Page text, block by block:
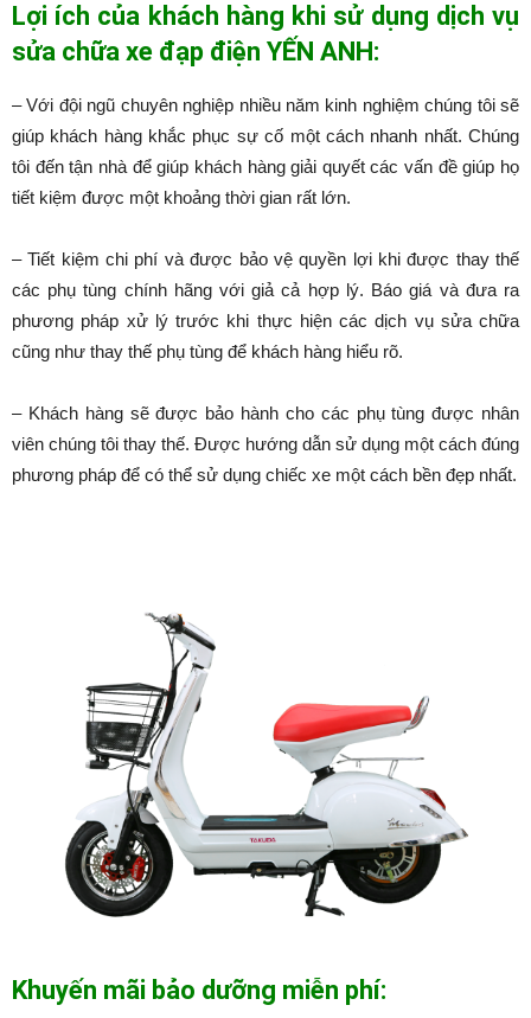
Lợi ích của khách hàng khi sử dụng dịch vụ
sửa chữa xe đạp điện YẾN ANH:
– Với đội ngũ chuyên nghiệp nhiều năm kinh nghiệm chúng tôi sẽ
giúp khách hàng khắc phục sự cố một cách nhanh nhất. Chúng
tôi đến tận nhà để giúp khách hàng giải quyết các vấn đề giúp họ
tiết kiệm được một khoảng thời gian rất lớn.
– Tiết kiệm chi phí và được bảo vệ quyền lợi khi được thay thế
các phụ tùng chính hãng với giả cả hợp lý. Báo giá và đưa ra
phương pháp xử lý trước khi thực hiện các dịch vụ sửa chữa
cũng như thay thế phụ tùng để khách hàng hiểu rõ.
– Khách hàng sẽ được bảo hành cho các phụ tùng được nhân
viên chúng tôi thay thế. Được hướng dẫn sử dụng một cách đúng
phương pháp để có thể sử dụng chiếc xe một cách bền đẹp nhất.
Khuyến mãi bảo dưỡng miễn phí: